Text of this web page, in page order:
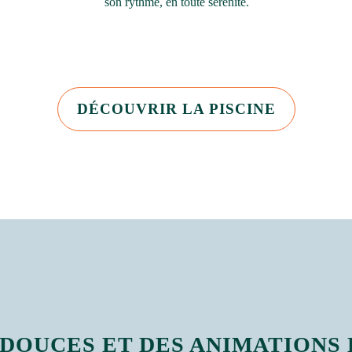
DÉCOUVRIR LA PISCINE
ET DES